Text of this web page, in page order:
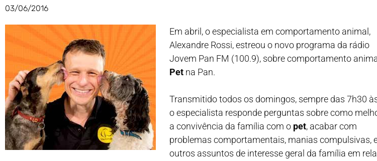
03/06/2016
Em abril, o especialista em comportamento animal,
Alexandre Rossi, estreou o novo programa da rádio
Jovem Pan FM (100.9), sobre comportamento
Pet na Pan.
Transmitido todos os domingos, sempre das 7h30
o especialista responde perguntas sobre como
a convivência da família com o pet, acabar com
problemas comportamentais, manias compulsivas,
outros assuntos de interesse geral da família em